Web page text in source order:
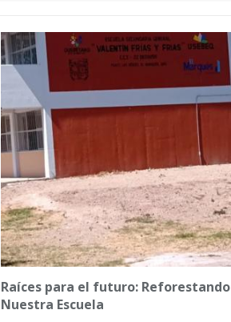
Raíces para el futuro: Reforestando
Nuestra Escuela